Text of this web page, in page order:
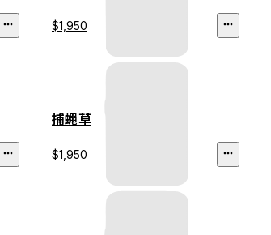
$1,950
捕蠅草
$1,950